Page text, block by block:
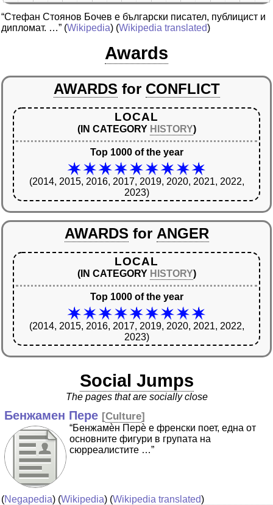
“Стефан Стоянов Бочев е български писател, публицист и
дипломат. …” (Wikipedia) (Wikipedia translated)
Awards
AWARDS for CONFLICT
LOCAL
(IN CATEGORY HISTORY)
Top 1000 of the year
(2014, 2015, 2016, 2017, 2019, 2020, 2021, 2022,
2023)
AWARDS for ANGER
LOCAL
(IN CATEGORY HISTORY)
Top 1000 of the year
(2014, 2015, 2016, 2017, 2019, 2020, 2021, 2022,
2023)
Social Jumps
The pages that are socially close
Бенжамен Пере [Culture]
“Бенжамѐн Перѐ е френски поет, една от
основните фигури в групата на
сюрреалистите …”
(Negapedia) (Wikipedia) (Wikipedia translated)